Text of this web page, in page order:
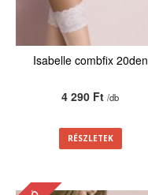
Isabelle combfix 20den
4 290 Ft/db
RÉSZLETEK